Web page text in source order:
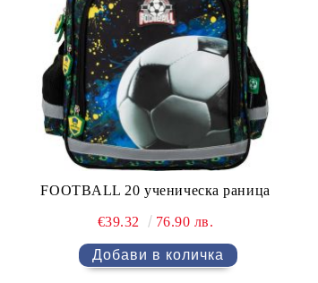
FOOTBALL 20 ученическа раница
€39.32 76.90 лв.